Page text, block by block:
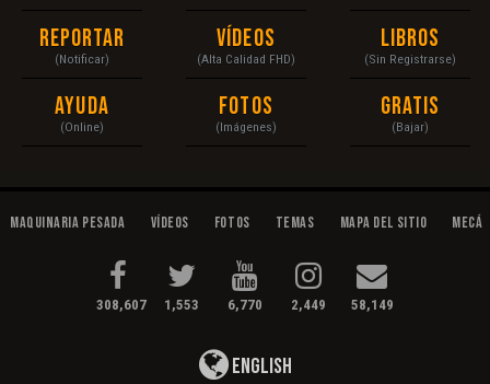
Reportar
(Notificar)
Ayuda
(Online)
Vídeos
(Alta Calidad FHD)
Fotos
(Imágenes)
Libros
(Sin Registrarse)
Gratis
(Bajar)
Maquinaria Pesada Vídeos Fotos Temas Mapa del Sitio
308,607 1,553 6,770 2,449 58,149
English